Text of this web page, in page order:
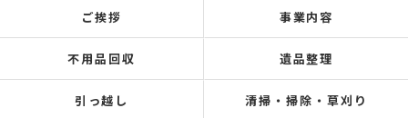
ご挨拶 事業内容
不用品回収 遺品整理
引っ越し 清掃・掃除・草刈り